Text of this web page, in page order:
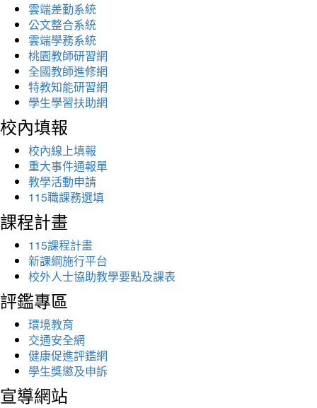
雲端差勤系統
公文整合系統
雲端學務系統
桃園教師研習網
全國教師進修網
特教知能研習網
學生學習扶助網
校內填報
校內線上填報
重大事件通報單
教學活動申請
115職課務選填
課程計畫
115課程計畫
新課綱施行平台
校外人士協助教學要點及課表
評鑑專區
環境教育
交通安全網
健康促進評鑑網
學生獎懲及申訴
宣導網站